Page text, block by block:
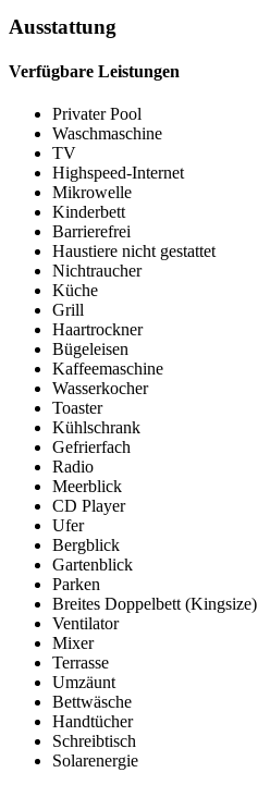
Ausstattung
Verfügbare Leistungen
Privater Pool
Waschmaschine
TV
Highspeed-Internet
Mikrowelle
Kinderbett
Barrierefrei
Haustiere nicht gestattet
Nichtraucher
Küche
Grill
Haartrockner
Bügeleisen
Kaffeemaschine
Wasserkocher
Toaster
Kühlschrank
Gefrierfach
Radio
Meerblick
CD Player
Ufer
Bergblick
Gartenblick
Parken
Breites Doppelbett (Kingsize)
Ventilator
Mixer
Terrasse
Umzäunt
Bettwäsche
Handtücher
Schreibtisch
Solarenergie